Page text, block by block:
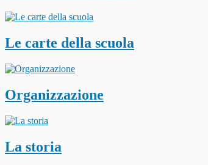
Le carte della scuola
Organizzazione
La storia